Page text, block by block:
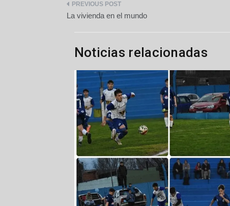
Navegación
de
entradas
La vivienda en el mundo
Noticias relacionadas